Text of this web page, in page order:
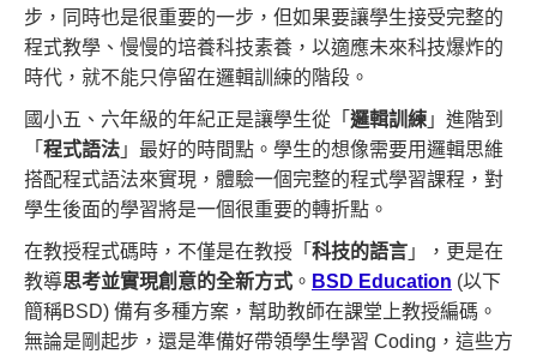
步，同時也是很重要的一步，但如果要讓學生接受完整的
程式教學、慢慢的培養科技素養，以適應未來科技爆炸的
時代，就不能只停留在邏輯訓練的階段。
國小五、六年級的年紀正是讓學生從「 邏輯訓練 」進階到
「 程式語法 」最好的時間點。學生的想像需要用邏輯思維
搭配程式語法來實現，體驗一個完整的程式學習課程，對
學生後面的學習將是一個很重要的轉折點。
在教授程式碼時，不僅是在教授「 科技的語言 」，更是在
教導思考並實現創意的全新方式 。 BSD Education (以下
簡稱BSD) 備有多種方案，幫助教師在課堂上教授編碼。
無論是剛起步，還是準備好帶領學生學習 Coding，這些方